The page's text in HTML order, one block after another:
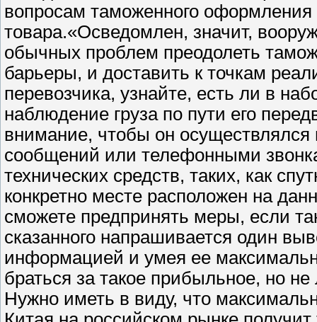
вопросам таможенного оформления
товара.«Осведомлен, значит,
обычных проблем преодолеть
барьеры, и доставить к точкам
перевозчика, узнайте, есть ли в
наблюдение груза по пути его
внимание, чтобы он
сообщений или телефонными
технических средств, таких, как
конкретно месте расположен на
сможете предпринять меры, если
сказанного напрашивается один
информацией и умея ее
браться за такое прибыльное, но
Нужно иметь в виду, что